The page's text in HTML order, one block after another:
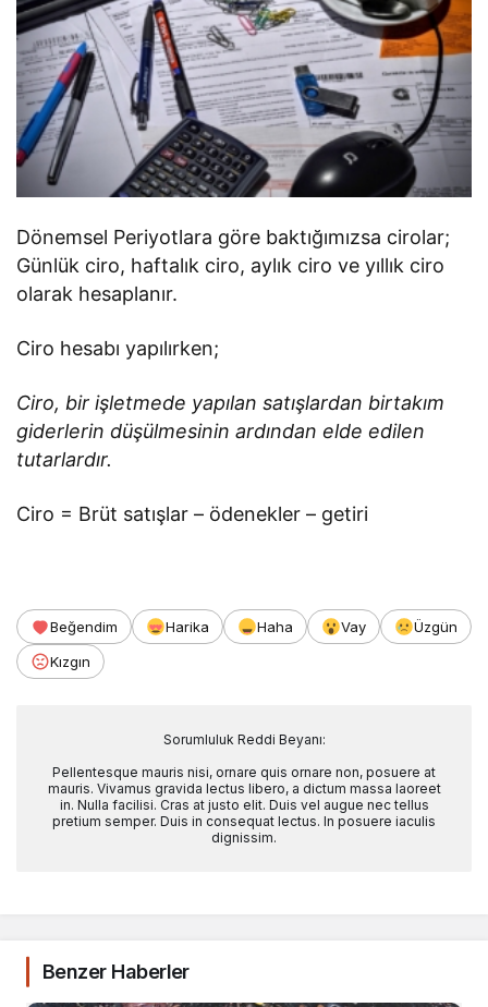
Dönemsel Periyotlara göre baktığımızsa cirolar;
Günlük ciro, haftalık ciro, aylık ciro ve yıllık ciro
olarak hesaplanır.
Ciro hesabı yapılırken;
Ciro, bir işletmede yapılan satışlardan birtakım
giderlerin düşülmesinin ardından elde edilen
tutarlardır.
Ciro = Brüt satışlar – ödenekler – getiri
Beğendim Harika Haha Vay
Üzgün
Kızgın
Sorumluluk Reddi Beyanı:
Pellentesque mauris nisi, ornare quis ornare non, posuere at
mauris. Vivamus gravida lectus libero, a dictum massa laoreet
in. Nulla facilisi. Cras at justo elit. Duis vel augue nec tellus
pretium semper. Duis in consequat lectus. In posuere iaculis
dignissim.
Benzer Haberler